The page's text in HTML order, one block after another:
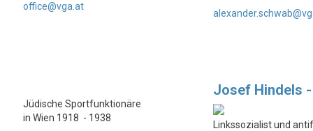
office@vga.at
Jüdische Sportfunktionäre
in Wien 1918 - 1938
Josef Hindels
Linkssozialist und